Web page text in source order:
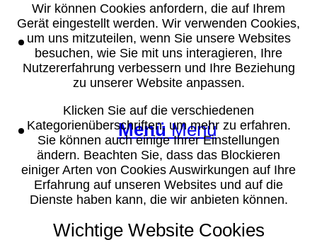
Suche
Menü Menü
Wir können Cookies anfordern, die auf Ihrem
Gerät eingestellt werden. Wir verwenden Cookies,
um uns mitzuteilen, wenn Sie unsere Websites
besuchen, wie Sie mit uns interagieren, Ihre
Nutzererfahrung verbessern und Ihre Beziehung
zu unserer Website anpassen.
Klicken Sie auf die verschiedenen
Kategorienüberschriften, um mehr zu erfahren.
Sie können auch einige Ihrer Einstellungen
ändern. Beachten Sie, dass das Blockieren
einiger Arten von Cookies Auswirkungen auf Ihre
Erfahrung auf unseren Websites und auf die
Dienste haben kann, die wir anbieten können.
Wichtige Website Cookies